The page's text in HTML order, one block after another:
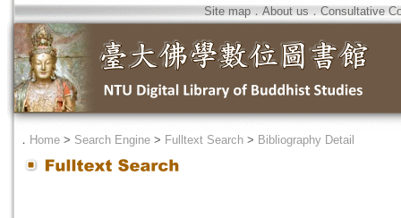
Site map．About us ． Consultative
． Home > Search Engine > Fulltext Search > Bibliography Detail